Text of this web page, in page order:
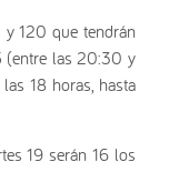
y 120 que tendrán
(entre las 20:30 y
18 horas, hasta
19 serán 16 los